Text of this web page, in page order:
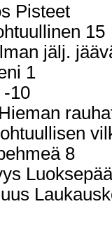
Pisteet
15
jälj.
1
-10
8